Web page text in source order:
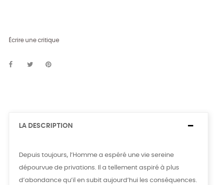
Écrire une critique
LA DESCRIPTION
Depuis toujours, l’Homme a espéré une vie sereine
dépourvue de privations. Il a tellement aspiré à plus
d’abondance qu’il en subit aujourd’hui les conséquences.